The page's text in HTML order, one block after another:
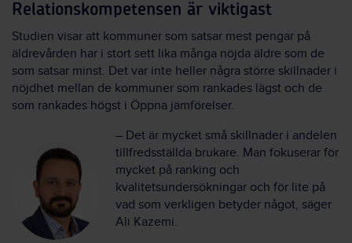
Relationskompetensen är viktigast
Studien visar att kommuner som satsar mest pengar på
äldrevården har i stort sett lika många nöjda äldre som de
som satsar minst. Det var inte heller några större skillnader i
nöjdhet mellan de kommuner som rankades lägst och de
som rankades högst i Öppna jämförelser.
– Det är mycket små skillnader i andelen
tillfredsställda brukare. Man fokuserar för
mycket på ranking och
kvalitetsundersökningar och för lite på
vad som verkligen betyder något, säger
Ali Kazemi.